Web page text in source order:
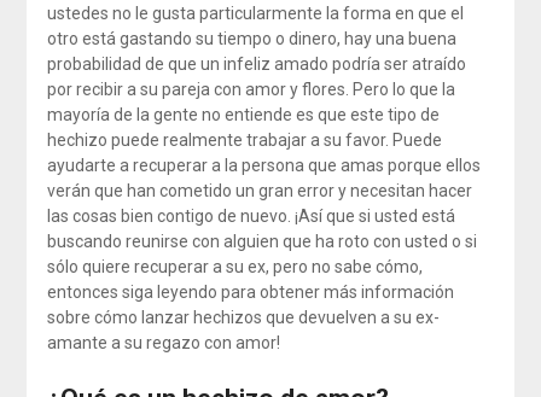
ustedes no le gusta particularmente la forma en que el
otro está gastando su tiempo o dinero, hay una buena
probabilidad de que un infeliz amado podría ser atraído
por recibir a su pareja con amor y flores. Pero lo que la
mayoría de la gente no entiende es que este tipo de
hechizo puede realmente trabajar a su favor. Puede
ayudarte a recuperar a la persona que amas porque ellos
verán que han cometido un gran error y necesitan hacer
las cosas bien contigo de nuevo. ¡Así que si usted está
buscando reunirse con alguien que ha roto con usted o si
sólo quiere recuperar a su ex, pero no sabe cómo,
entonces siga leyendo para obtener más información
sobre cómo lanzar hechizos que devuelven a su ex-
amante a su regazo con amor!